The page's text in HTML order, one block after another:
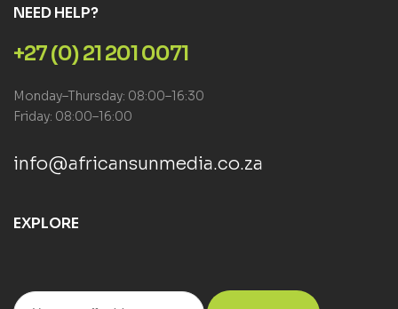
NEED HELP?
+27 (0) 21 201 0071
Monday–Thursday: 08:00–16:30
Friday: 08:00–16:00
info@africansunmedia.co.za
EXPLORE